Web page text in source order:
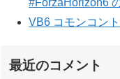
#ForzaHorizon6
VB6 コモンコン
最近のコメント